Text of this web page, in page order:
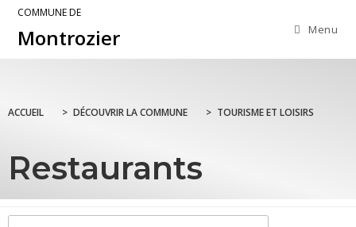
COMMUNE DE
Montrozier Menu
ACCUEIL > DÉCOUVRIR LA COMMUNE > TOURISME ET LOISIRS
Restaurants